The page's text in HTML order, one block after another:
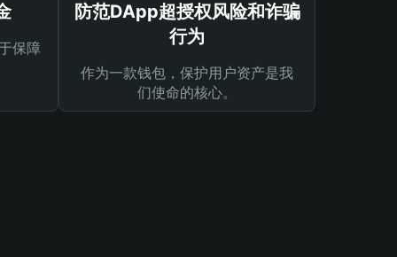
保障
防范DApp超授权风险和诈骗
行为
作为一款钱包，保护用户资产是我
们使命的核心。